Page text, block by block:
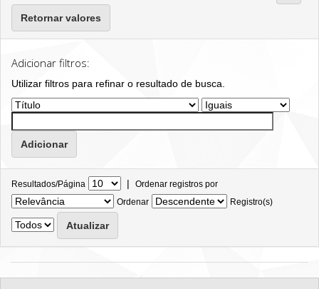
Retornar valores
Adicionar filtros:
Utilizar filtros para refinar o resultado de busca.
Resultados/Página | Ordenar registros por
Ordenar
Registro(s)